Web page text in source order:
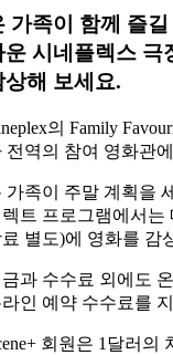
가족이 함께 즐
운 시네플렉스 극
상해 보세요.
의 Family
전역의 참여 영화관
가족이 주말 계획을
트 프로그램에서는
별도)에 영화를 감
과 수수료 외에도
인 예약 수수료를
회원은 1달러의